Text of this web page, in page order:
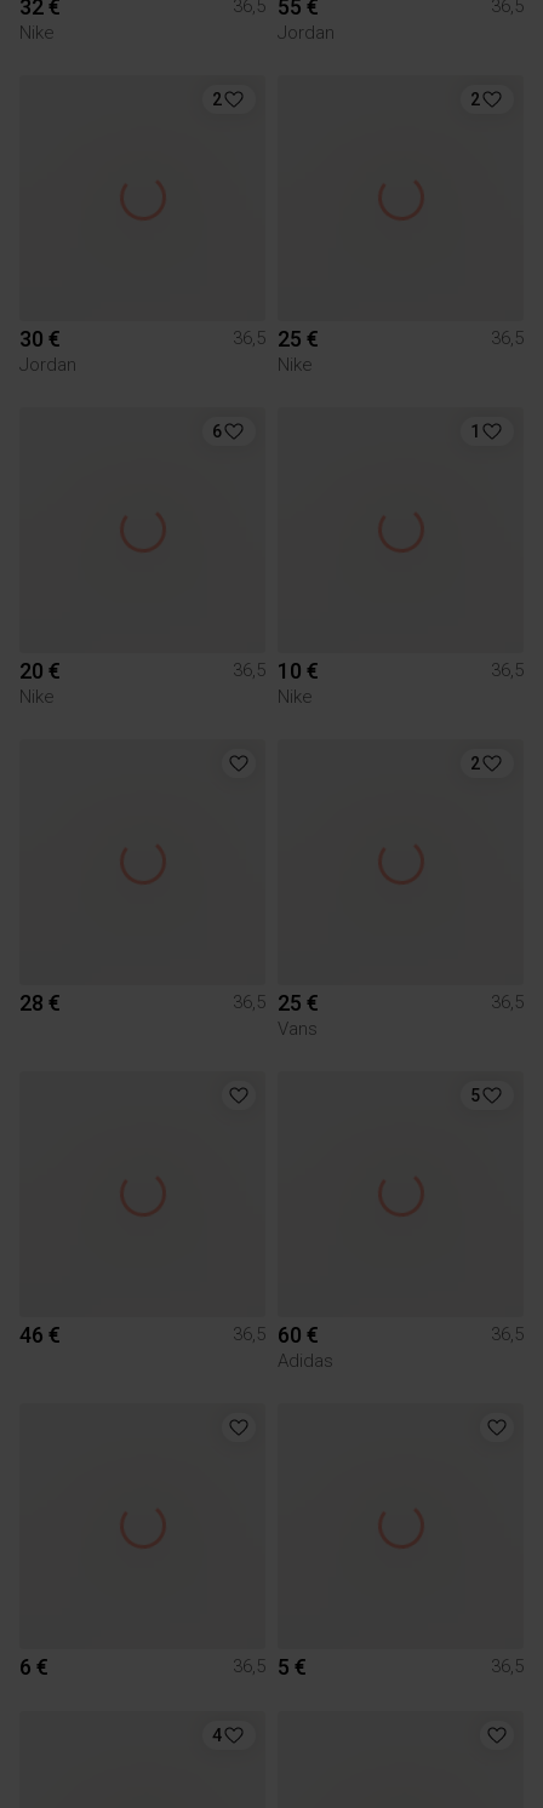
32 €
36,5
Nike
55 €
36,5
Jordan
2
30 €
36,5
Jordan
2
25 €
36,5
Nike
6
20 €
36,5
Nike
1
10 €
36,5
Nike
28 € 36,5
2
25 €
36,5
Vans
46 € 36,5
5
60 €
36,5
Adidas
6 € 36,5 5 € 36,5
4